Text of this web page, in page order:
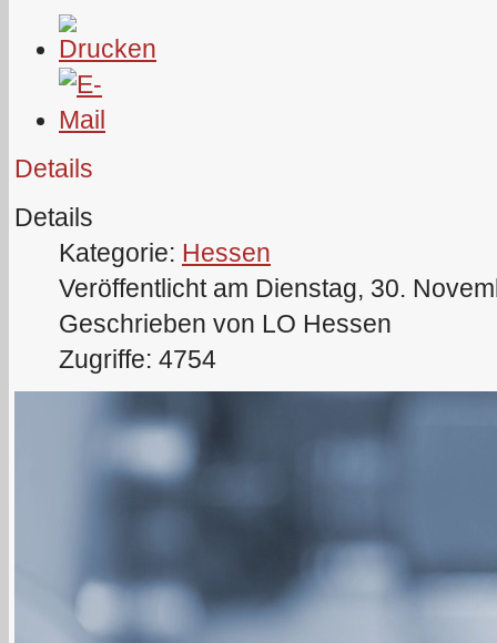
Details
Details
Kategorie: Hessen
Veröffentlicht am Dienstag, 30.
Geschrieben von LO Hessen
Zugriffe: 4754